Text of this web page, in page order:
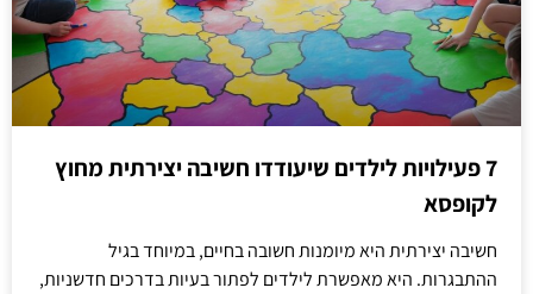
7 פעילויות לילדים שיעודדו חשיבה יצירתית מחוץ
לקופסא
חשיבה יצירתית היא מיומנות חשובה בחיים, במיוחד בגיל
ההתבגרות. היא מאפשרת לילדים לפתור בעיות בדרכים חדשניות,